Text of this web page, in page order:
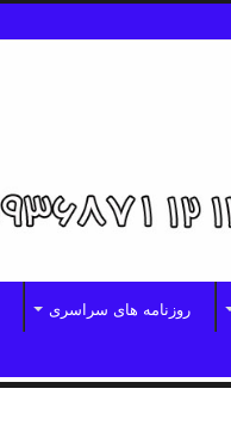
روزنامه های سراسری